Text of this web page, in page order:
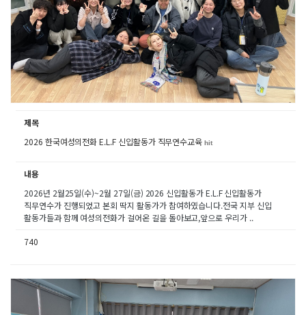
제목
2026 한국여성의전화 E.L.F 신입활동가 직무연수교육hit
내용
2026년 2월25일(수)~2월 27일(금) 2026 신입활동가 E.L.F 신입활동가
직무연수가 진행되었고 본회 딱지 활동가가 참여하였습니다.전국 지부 신입
활동가들과 함께 여성의전화가 걸어온 길을 돌아보고,앞으로 우리가 ..
740